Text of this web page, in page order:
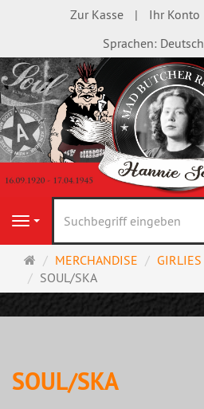
Zur Kasse Ihr Konto
Sprachen: Deutsch
Navigation
Startseite
MERCHANDISE GIRLIES
SOUL/SKA
SOUL/SKA